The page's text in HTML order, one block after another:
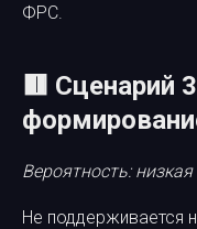
ФРС.
🟥 Сценарий
Вероятность: низкая
Не поддерживается